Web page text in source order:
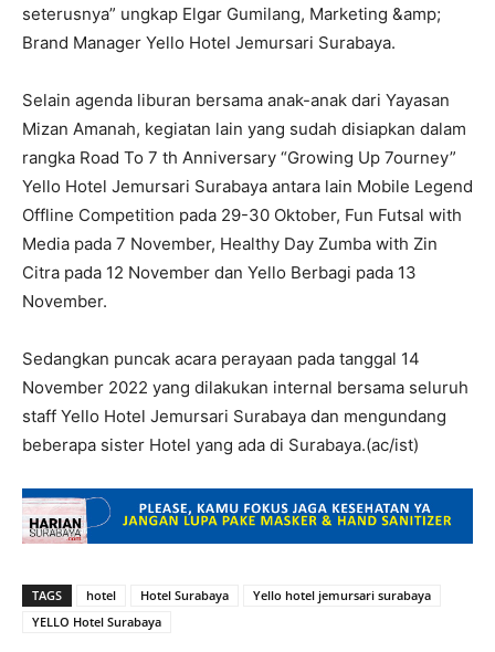
seterusnya” ungkap Elgar Gumilang, Marketing &amp;
Brand Manager Yello Hotel Jemursari Surabaya.
Selain agenda liburan bersama anak-anak dari Yayasan
Mizan Amanah, kegiatan lain yang sudah disiapkan dalam
rangka Road To 7 th Anniversary “Growing Up 7ourney”
Yello Hotel Jemursari Surabaya antara lain Mobile Legend
Offline Competition pada 29-30 Oktober, Fun Futsal with
Media pada 7 November, Healthy Day Zumba with Zin
Citra pada 12 November dan Yello Berbagi pada 13
November.
Sedangkan puncak acara perayaan pada tanggal 14
November 2022 yang dilakukan internal bersama seluruh
staff Yello Hotel Jemursari Surabaya dan mengundang
beberapa sister Hotel yang ada di Surabaya.(ac/ist)
TAGS hotel Hotel Surabaya
Yello hotel jemursari surabaya
YELLO Hotel Surabaya